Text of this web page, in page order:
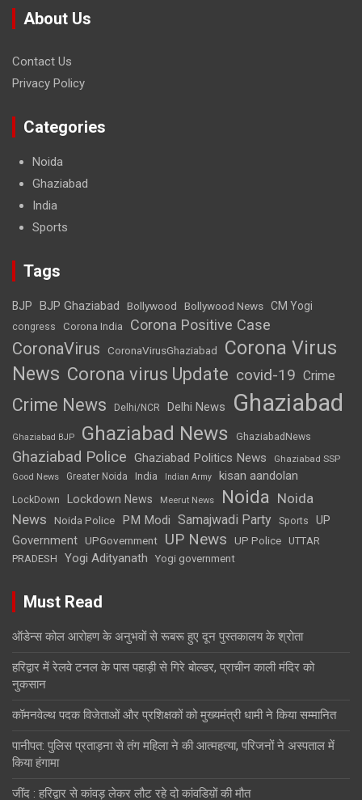
About Us
Contact Us
Privacy Policy
Categories
Noida
Ghaziabad
India
Sports
Tags
BJP BJP Ghaziabad Bollywood Bollywood News CM Yogi
congress Corona India Corona Positive Case
CoronaVirus CoronaVirusGhaziabad
Corona Virus
News Corona virus Update covid-19 Crime
Crime News Delhi/NCR Delhi News Ghaziabad
Ghaziabad BJP Ghaziabad News GhaziabadNews
Ghaziabad Police Ghaziabad Politics News Ghaziabad SSP
Good News Greater Noida India Indian Army kisan aandolan
LockDown Lockdown News Meerut News Noida Noida
News
Noida Police PM Modi Samajwadi Party Sports
UP
Government UPGovernment UP News UP Police
UTTAR
PRADESH
Yogi Adityanath Yogi government
Must Read
ऑडेन्स कोल आरोहण के अनुभवों से रूबरू हुए दून पुस्तकालय के श्रोता
हरिद्वार में रेलवे टनल के पास पहाड़ी से गिरे बोल्डर, प्राचीन काली मंदिर को
नुकसान
कॉमनवेल्थ पदक विजेताओं और प्रशिक्षकों को मुख्यमंत्री धामी ने किया सम्मानित
पानीपत: पुलिस प्रताड़ना से तंग महिला ने की आत्महत्या, परिजनों ने अस्पताल में
किया हंगामा
जींद : हरिद्वार से कांवड़ लेकर लौट रहे दो कांवडिय़ों की मौत